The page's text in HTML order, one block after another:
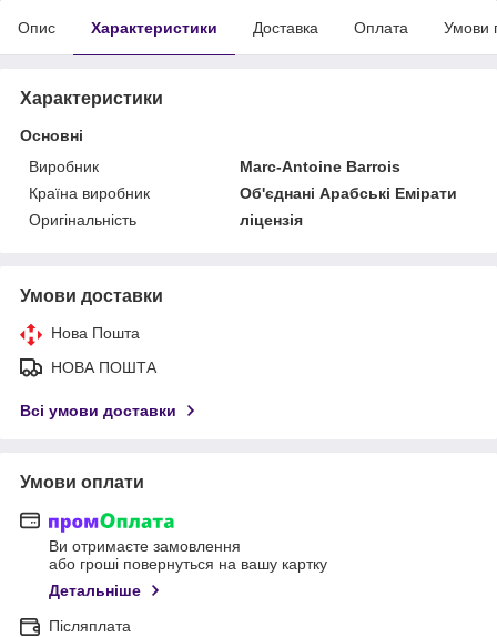
Опис Характеристики Доставка Оплата Умови
Характеристики
Основні
Виробник
Marc-Antoine Barrois
Країна виробник
Об'єднані Арабські Емірати
Оригінальність
ліцензія
Умови доставки
Нова Пошта
НОВА ПОШТА
Всі умови доставки
Умови оплати
Ви отримаєте замовлення
або гроші повернуться на вашу картку
Детальніше
Післяплата